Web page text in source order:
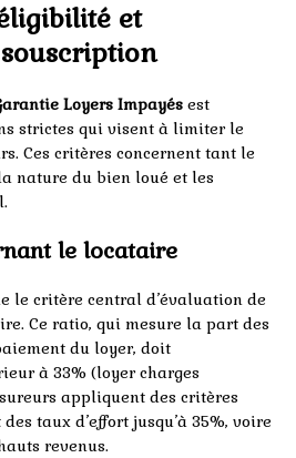
et
Loyers Impayés est
strictes qui visent à limiter le
Ces critères concernent tant le
nature du bien loué et les
le locataire
le critère central d’évaluation de
Ce ratio, qui mesure la part des
du loyer, doit
à 33% (loyer charges
appliquent des critères
taux d’effort jusqu’à 35%, voire
revenus.